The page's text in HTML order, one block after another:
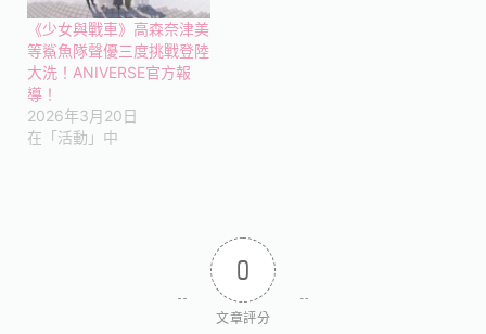
《少女與戰車》高森奈津美
等鯊魚隊聲優三度挑戰登陸
大洗！ANIVERSE官方報
導！
2026年3月20日
在「活動」中
0
文章評分